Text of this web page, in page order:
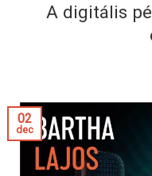
A digitális
02
dec